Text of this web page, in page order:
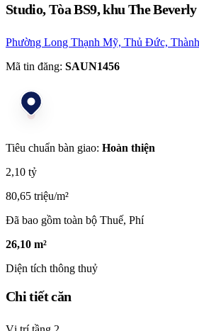
Studio, Tòa BS9, khu The
Phường Long Thạnh Mỹ, Thủ Đức,
Mã tin đăng: SAUN1456
Tiêu chuẩn bàn giao: Hoàn thiện
2,10 tỷ
80,65 triệu/m²
Đã bao gồm toàn bộ Thuế, Phí
26,10 m²
Diện tích thông thuỷ
Chi tiết căn